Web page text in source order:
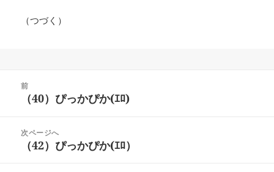
（つづく）
前
前
投
稿:
（40）ぴっかぴか(ｴﾛ)
次ページへ
次（42）ぴっかぴか(ｴﾛ）